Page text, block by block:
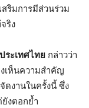
ริมการมีส่วนร่วม
ริง
ระเทศไทย กล่าวว่า
เห็นความสำคัญ
ดงานในครั้งนี้ ซึ่ง
งตอกย้ำ